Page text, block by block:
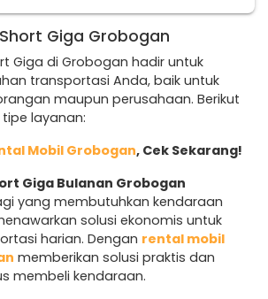
Giga Grobogan
Giga di Grobogan hadir untuk
transportasi Anda, baik untuk
maupun perusahaan. Berikut
layanan:
Mobil Grobogan, Cek Sekarang!
Giga Bulanan Grobogan
yang membutuhkan kendaraan
solusi ekonomis untuk
harian. Dengan rental mobil
memberikan solusi praktis dan
membeli kendaraan.